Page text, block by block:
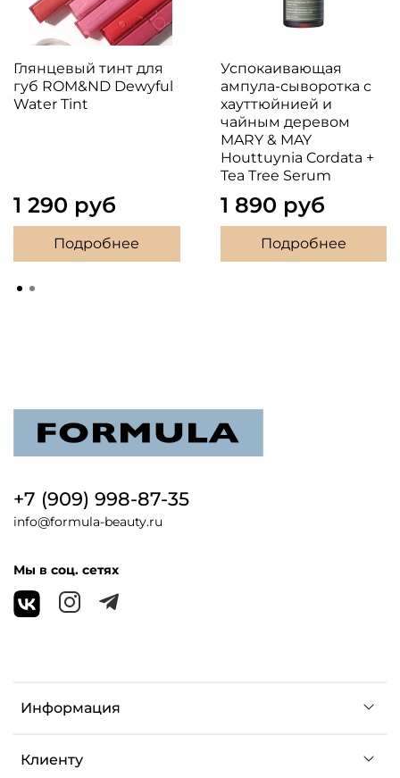
Глянцевый тинт для
губ ROM&ND Dewyful
Water Tint
1 290 руб
Подробнее
Успокаивающая
ампула-сыворотка с
хауттюйнией и
чайным деревом
MARY & MAY
Houttuynia Cordata +
Tea Tree Serum
1 890 руб
Подробнее
Информация
Клиенту
+7 (909) 998-87-35
info@formula-beauty.ru
Мы в соц. сетях